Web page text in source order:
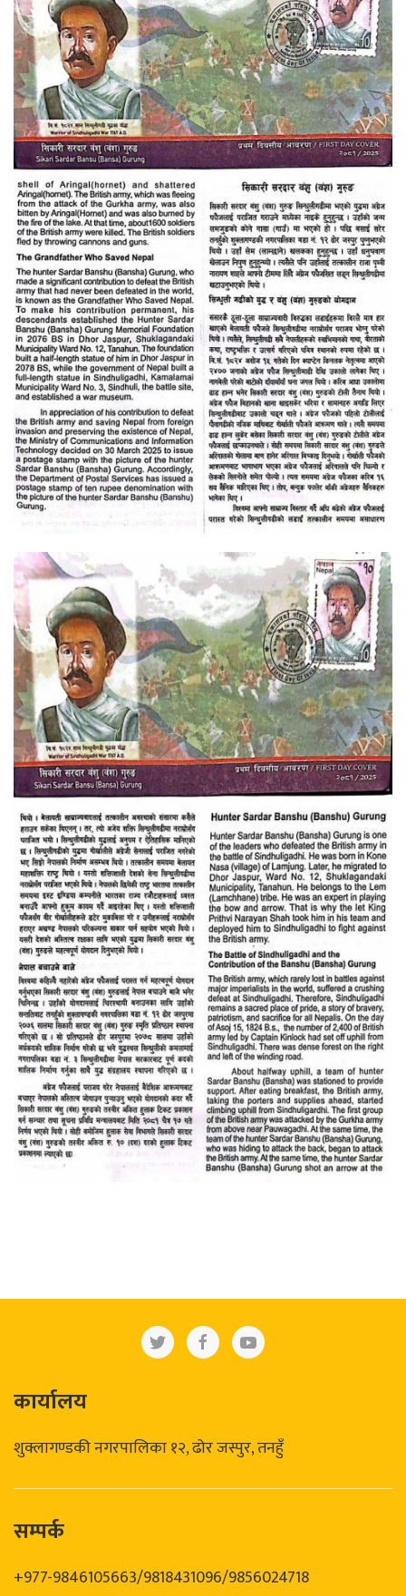
कार्यालय
शुक्लागण्डकी नगरपालिका १२, ढोर जस्पुर, तनहुँ
सम्पर्क
+977-9846105663/9818431096/9856024718